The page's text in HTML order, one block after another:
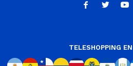
  
TELESHOPPING